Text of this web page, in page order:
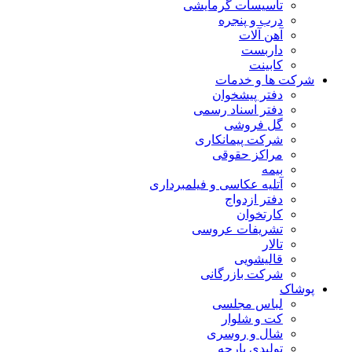
تاسیسات گرمایشی
درب و پنجره
آهن آلات
داربست
کابینت
شرکت ها و خدمات
دفتر پیشخوان
دفتر اسناد رسمی
گل فروشی
شرکت پیمانکاری
مراکز حقوقی
بیمه
آتلیه عکاسی و فیلمبرداری
دفتر ازدواج
کارتخوان
تشریفات عروسی
تالار
قالیشویی
شرکت بازرگانی
پوشاک
لباس مجلسی
کت و شلوار
شال و روسری
تولیدی پارچه